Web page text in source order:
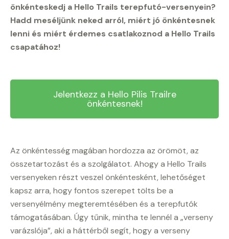
önkénteskedj a Hello Trails terepfutó-versenyein?
Hadd meséljünk neked arról, miért jó önkéntesnek
lenni és miért érdemes csatlakoznod a Hello Trails
csapatához!
Jelentkezz a Hello Pilis Trailre
önkéntesnek!
Az önkéntesség magában hordozza az örömöt, az
összetartozást és a szolgálatot. Ahogy a Hello Trails
versenyeken részt veszel önkéntesként, lehetőséget
kapsz arra, hogy fontos szerepet tölts be a
versenyélmény megteremtésében és a terepfutók
támogatásában. Úgy tűnik, mintha te lennél a „verseny
varázslója”, aki a háttérből segít, hogy a verseny